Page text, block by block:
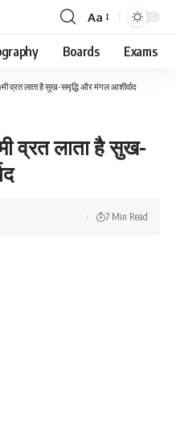
Font
Resizer
Aa
Boards Exams
व्रत लाता है सुख-समृद्धि और मंगल आशीर्वाद
व्रत लाता है सुख-
7 Min Read